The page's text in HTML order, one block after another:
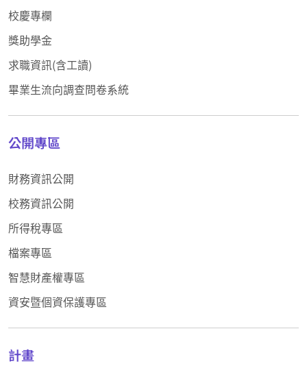
校慶專欄
獎助學金
求職資訊(含工讀)
畢業生流向調查問卷系統
公開專區
財務資訊公開
校務資訊公開
所得稅專區
檔案專區
智慧財產權專區
資安暨個資保護專區
計畫